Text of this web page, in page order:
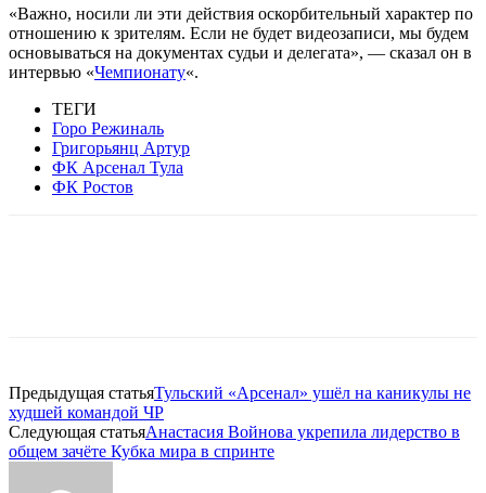
«Важно, носили ли эти действия оскорбительный характер по
отношению к зрителям. Если не будет видеозаписи, мы будем
основываться на документах судьи и делегата», — сказал он в
интервью «Чемпионату«.
ТЕГИ
Горо Режиналь
Григорьянц Артур
ФК Арсенал Тула
ФК Ростов
Предыдущая статьяТульский «Арсенал» ушёл на каникулы не
худшей командой ЧР
Следующая статьяАнастасия Войнова укрепила лидерство в
общем зачёте Кубка мира в спринте